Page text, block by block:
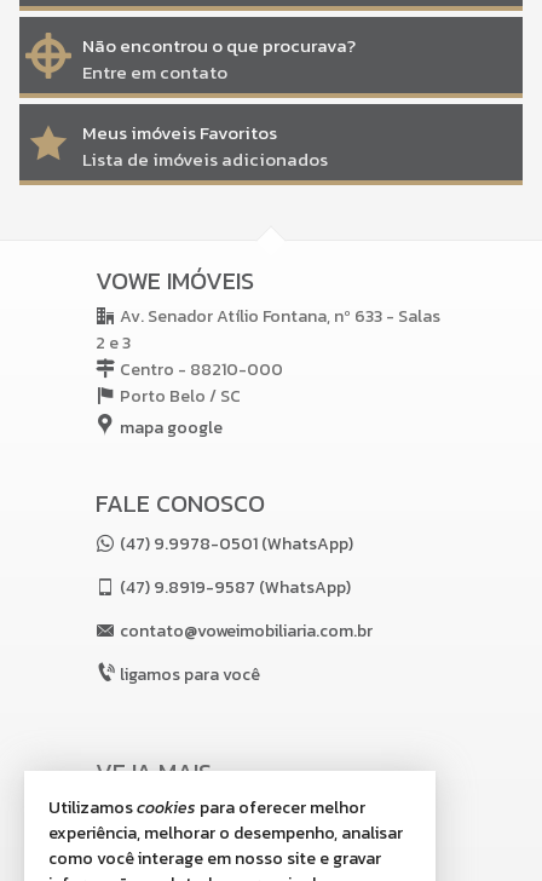
Não encontrou o que procurava?
Entre em contato
Meus imóveis Favoritos
Lista de imóveis adicionados
VOWE IMÓVEIS
Av. Senador Atílio Fontana, nº 633 - Salas
2 e 3
Centro - 88210-000
Porto Belo /SC
mapa google
FALE CONOSCO
(47) 9.9978-0501 (WhatsApp)
(47)9.8919-9587 (WhatsApp)
contato@voweimobiliaria.com.br
ligamos para você
VEJA MAIS
receba nosso newsletter
indicadores financeiros
Utilizamoscookies para oferecer melhor
experiência, melhorar o desempenho, analisar
como você interage em nosso site e gravar